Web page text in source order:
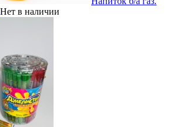
Нет в наличии